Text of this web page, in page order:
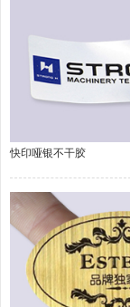
快印哑银不干胶